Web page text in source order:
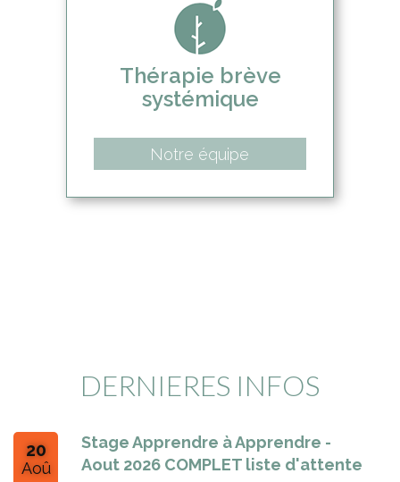
Thérapie brève
systémique
Notre équipe
DERNIERES INFOS
20
Aoû
Stage Apprendre à Apprendre -
Aout 2026 COMPLET liste d'attente